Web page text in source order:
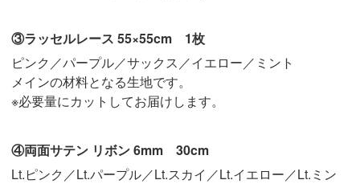
③ラッセルレース 55×55cm 1枚
ピンク／パープル／サックス／イエロー／ミント
メインの材料となる生地です。
※必要量にカットしてお届けします。
④両面サテン リボン 6mm 30cm
Lt.ピンク／Lt.パープル／Lt.スカイ／Lt.イエロー／Lt.ミン